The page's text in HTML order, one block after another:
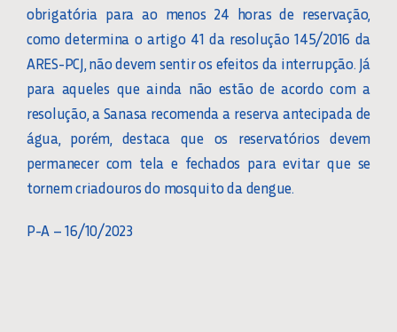
obrigatória para ao menos 24 horas de reservação,
como determina o artigo 41 da resolução 145/2016 da
ARES-PCJ, não devem sentir os efeitos da interrupção. Já
para aqueles que ainda não estão de acordo com a
resolução, a Sanasa recomenda a reserva antecipada de
água, porém, destaca que os reservatórios devem
permanecer com tela e fechados para evitar que se
tornem criadouros do mosquito da dengue.
P-A – 16/10/2023